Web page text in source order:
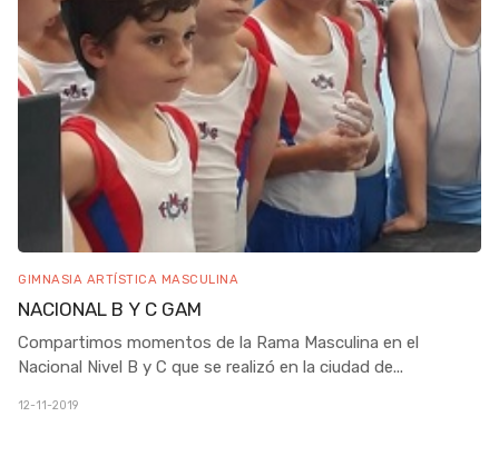
GIMNASIA ARTÍSTICA MASCULINA
NACIONAL B Y C GAM
Compartimos momentos de la Rama Masculina en el
Nacional Nivel B y C que se realizó en la ciudad de...
12-11-2019